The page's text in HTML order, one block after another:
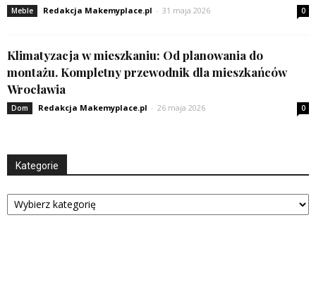
Meble Redakcja Makemyplace.pl - 31 maja 2026 0
Klimatyzacja w mieszkaniu: Od planowania do
montażu. Kompletny przewodnik dla mieszkańców
Wrocławia
Dom Redakcja Makemyplace.pl - 26 maja 2026 0
Kategorie
Kategorie